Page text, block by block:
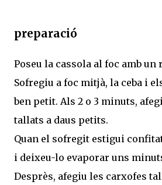
preparació
Poseu la cassola al foc amb un
Sofregiu a foc mitjà, la ceba i
ben petit. Als 2 o 3 minuts,
tallats a daus petits.
Quan el sofregit estigui
i deixeu-lo evaporar uns
Desprès, afegiu les carxofes